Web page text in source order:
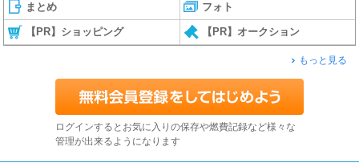
まとめ フォト
【PR】ショッピング 【PR】オークション
もっと見る
ログインするとお気に入りの保存や燃費記録など様々な
管理が出来るようになります